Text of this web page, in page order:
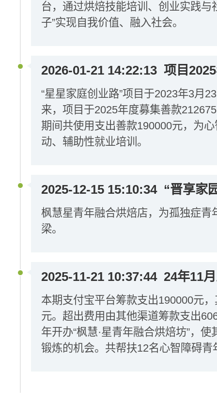
台，通过烘焙技能培训、创业实践与
子”实现自我价值、融入社会。
2026-01-21 14:22:13 项目
“星星家庭创业路”项目于2023年3月
来，项目于2025年度募集善款
期间共使用支出善款190000元，为
动、辅助性就业培训。
2025-12-15 15:10:34 “晋享家
枫慧星青年融合烘焙店，为孤独症青
梁。
2025-11-21 10:37:44 24年11
本期支付宝平台筹款支出190000元
元。超出费用由其他渠道筹款支出
年开办“枫慧·星青年融合烘焙坊”，
锻炼的机会。共帮扶12名心智障碍青